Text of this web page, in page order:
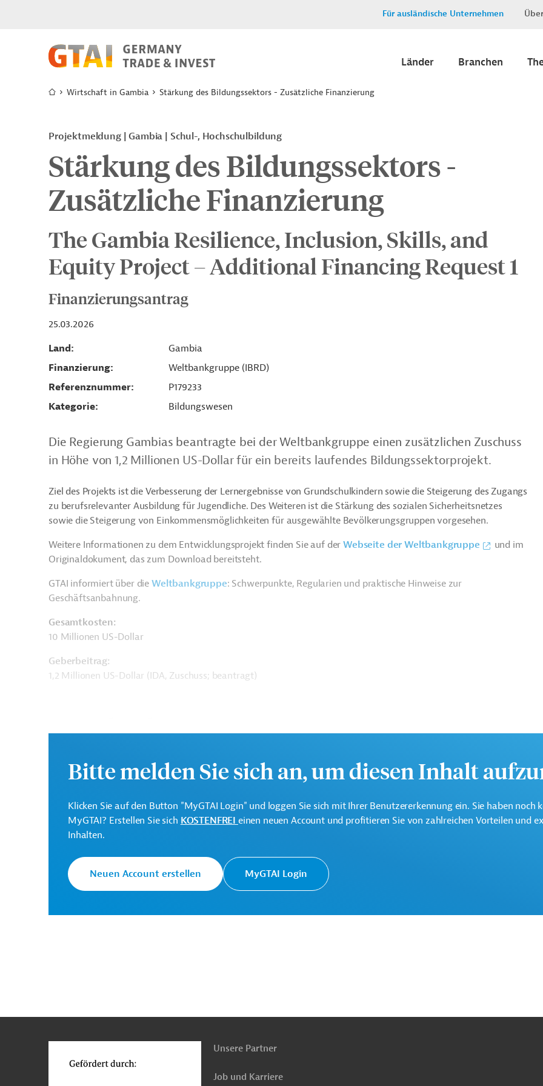
Für ausländische Unternehmen
Länder Branchen
Wirtschaft in Gambia Stärkung des Bildungssektors - Zusätzliche Finanzierung
Projektmeldung Gambia Schul-, Hochschulbildung
Stärkung des Bildungssektors -
Zusätzliche Finanzierung
The Gambia Resilience, Inclusion, Skills, and
Equity Project – Additional Financing Request 1
Finanzierungsantrag
25.03.2026
Land
Gambia
Finanzierung
Weltbankgruppe (IBRD)
Referenznummer
P179233
Kategorie
Bildungswesen
Die Regierung Gambias beantragte bei der Weltbankgruppe einen zusätzlichen Zuschuss
in Höhe von 1,2 Millionen US-Dollar für ein bereits laufendes Bildungssektorprojekt.
Ziel des Projekts ist die Verbesserung der Lernergebnisse von Grundschulkindern sowie die Steigerung des Zugangs
zu berufsrelevanter Ausbildung für Jugendliche. Des Weiteren ist die Stärkung des sozialen Sicherheitsnetzes
sowie die Steigerung von Einkommensmöglichkeiten für ausgewählte Bevölkerungsgruppen vorgesehen.
Weitere Informationen zu dem Entwicklungsprojekt finden Sie auf derWebseite der Weltbankgruppe
und im
Originaldokument, das zum Download bereitsteht.
GTAI informiert über die Weltbankgruppe: Schwerpunkte, Regularien und praktische Hinweise zur
Geschäftsanbahnung.
Gesamtkosten:
10 Millionen US-Dollar
Geberbeitrag:
1,2 Millionen US-Dollar (IDA, Zuschuss; beantragt)
Weltbank
Die Weltbankgruppe ist eine der weltweit größten multilateralen
Entwicklungsorganisationen.
Originaldokument:
Download
Förderung benachteiligter Gruppen
Bitte melden Sie sich an, um diesen Inhalt
Klicken Sie auf den Button "MyGTAI Login" und loggen Sie sich mit Ihrer Benutzererkennung ein. Sie haben noch
MyGTAI? Erstellen Sie sich KOSTENFREI einen neuen Account und profitieren Sie von zahlreichen Vorteilen und
Inhalten.
Neuen Account erstellen MyGTAI Login
oben
Unsere Partner
Job und Karriere